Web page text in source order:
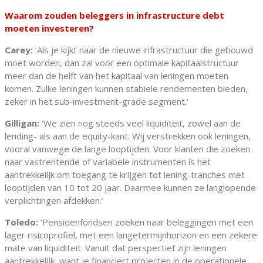
Waarom zouden beleggers in infrastructure debt
moeten investeren?
Carey: ‘Als je kijkt naar de nieuwe infrastructuur die gebouwd
moet worden, dan zal voor een optimale kapitaalstructuur
meer dan de helft van het kapitaal van leningen moeten
komen. Zulke leningen kunnen stabiele rendementen bieden,
zeker in het sub-investment-grade segment.’
Gilligan: ‘We zien nog steeds veel liquiditeit, zowel aan de
lending- als aan de equity-kant. Wij verstrekken ook leningen,
vooral vanwege de lange looptijden. Voor klanten die zoeken
naar vastrentende of variabele instrumenten is het
aantrekkelijk om toegang te krijgen tot lening-tranches met
looptijden van 10 tot 20 jaar. Daarmee kunnen ze langlopende
verplichtingen afdekken.’
Toledo: ‘Pensioenfondsen zoeken naar beleggingen met een
lager risicoprofiel, met een langetermijnhorizon en een zekere
mate van liquiditeit. Vanuit dat perspectief zijn leningen
aantrekkelijk, want je financiert projecten in de operationele